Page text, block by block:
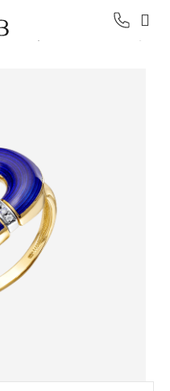
Золотые кольца